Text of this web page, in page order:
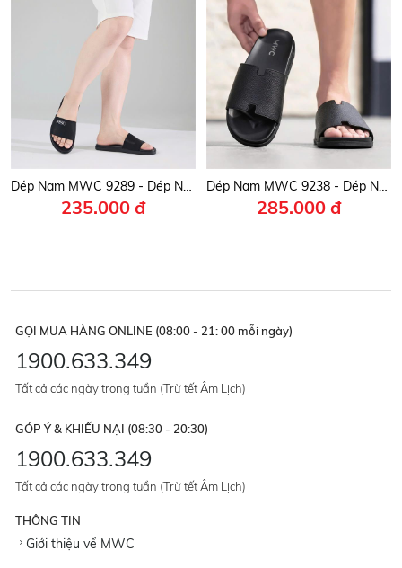
Dép Nam MWC 9289 - Dép Nam Quai Ngang Bản To, Logo Chữ Nổi Nam Tính, Bền Đẹp, Thời Trang.
235.000 đ
Dép Nam MWC 9238 - Dép Nam Da Nhám Cao Cấp, Quai Ngang Bản To Êm Mềm, Bền Đẹp, Nam Tính.
285.000 đ
GỌI MUA HÀNG ONLINE (08:00 - 21: 00 mỗi ngày)
1900.633.349
Tất cả các ngày trong tuần (Trừ tết Âm Lịch)
GÓP Ý & KHIẾU NẠI (08:30 - 20:30)
1900.633.349
Tất cả các ngày trong tuần (Trừ tết Âm Lịch)
THÔNG TIN
Giới thiệu về MWC